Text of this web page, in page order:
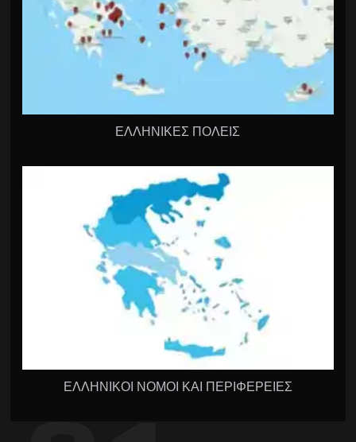
ΕΛΛΗΝΙΚΕΣ ΠΟΛΕΙΣ
ΕΛΛΗΝΙΚΟΙ ΝΟΜΟΙ ΚΑΙ ΠΕΡΙΦΕΡΕΙΕΣ